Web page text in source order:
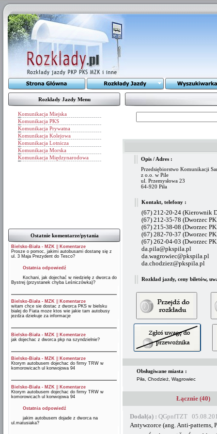
Rozkłady Jazdy Menu
Komunikacja Miejska
Komunikacja PKS
Komunikacja Prywatna
Komunikacja Kolejowa
Komunikacja Lotnicza
Komunikacja Morska
Komunikacja Międzynarodowa
Ostatnie komentarze/pytania
Bielsko-Biała - MZK
Komentarze
Prosze o pomoc, jakimi autobusami dostanę się z
ul. 3 Maja Prezydent do Tesco?
Ostatnia odpowiedź
Kochani, jak dojechać w niedzielę z dworca do
Bystrej (przystanek chyba Leśniczówka)?
Bielsko-Biała - MZK
Komentarze
witam chce sie dostac z dworca PKS w bielsku
bialej do Fiata moze ktos wie jakie tam autobusy
jezdza dziekuje za informacje
Bielsko-Biała - MZK
Komentarze
jak dojechac z dworca pkp na szyndzielnie?
Bielsko-Biała - MZK
Komentarze
Ktorym autobusem dojechac do firmy TRW w
komorowicach ul konwojowa 94
Bielsko-Biała - MZK
Komentarze
Ktorym autobusem dojechac do firmy TRW w
komorowicach ul konwojowa 94
Ostatnia odpowiedź
jakim autobusem dojade z dworca na
ul.matusiaka?
Opis / Adres :
Przedsiębiorstwo Komunikacji
z o.o. w Pile
ul. Przemysłowa 23
64-920 Piła
Kontakt, telefony :
(67) 212-20-24 (Kierownik
(67) 212-35-78 (Dworzec
(67) 215-38-08 (Dworzec
(67) 282-70-37 (Dworzec
(67) 262-04-03 (Dworzec
da.pila@pkspila.pl
da.wagrowiec@pkspila.pl
da.chodziez@pkspila.pl
Rozkład jazdy, ceny biletów,
Obsługiwane miasta :
Piła, Chodzież, Wągrowiec
Łącznie (40)
Dodał(a) : QGpnfTZT
Antywzorce (ang. Anti-patterns,